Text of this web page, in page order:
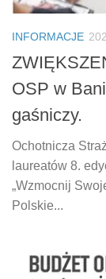
INFORMACJE
OSP w
gaśniczy.
Ochotnicza
laureatów 8.
„Wzmocnij
Polskie...